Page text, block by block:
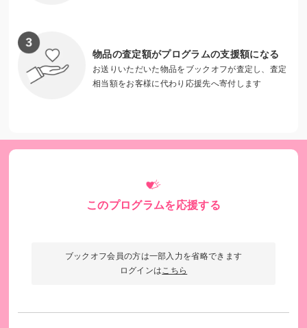
日本の高齢化問題に。ペットへのレガシーギフト（遺
物品の査定額がプログラムの支援額になる
お送りいただいた物品をブックオフが査定し、査定
相当額をお客様に代わり応援先へ寄付します
このプログラムを応援する
ブックオフ会員の方は一部入力を省略できます
ログインは こちら